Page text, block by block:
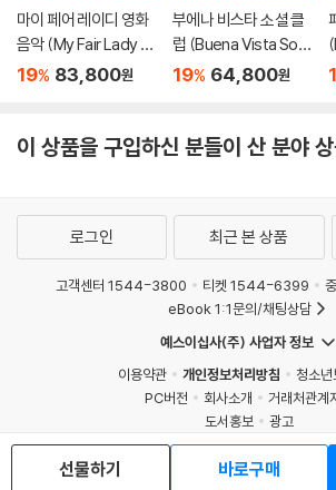
마이 페어 레이디 영화
음악 (My Fair Lady O
ST) [블루 컬러 2LP]
19% 83,800원
부에나 비스타 소셜 클
럽 (Buena Vista Soci
al Club - The Criterio
19% 64,800원
이 상품을 구입하신 분들이 산 분야
선물하기 바로구매
로그인 최근 본 상품
고객센터 1544-3800 티켓 1544-6399
eBook 1:1문의/채팅상담
예스이십사(주) 사업자 정보
이용약관
개인정보처리방침
청소
PC버전
회사소개
거래처관계
도서홍보
광고
Copyright © YES24 Corp. All Rights
MATOM13